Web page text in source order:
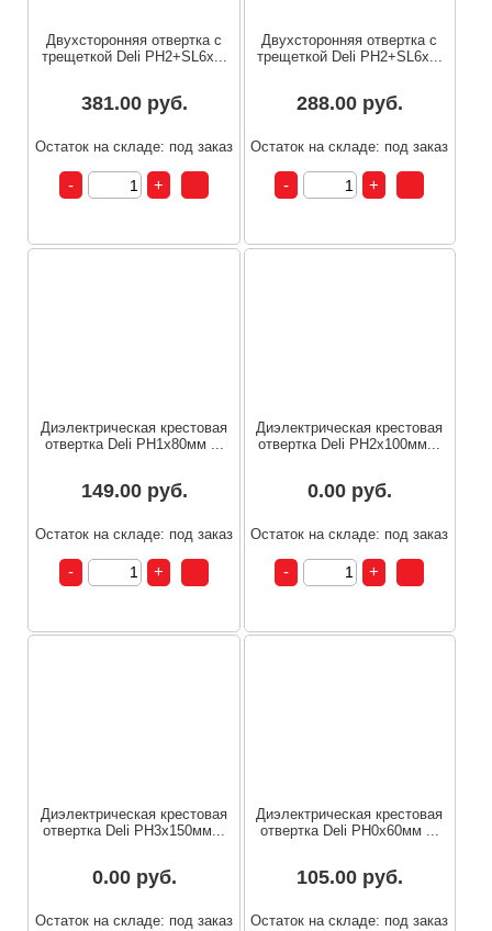
Двухсторонняя отвертка с
трещеткой Deli PH2+SL6x...
381.00 руб.
Остаток на складе: под заказ
Двухсторонняя отвертка с
трещеткой Deli PH2+SL6x...
288.00 руб.
Остаток на складе: под заказ
Диэлектрическая крестовая
отвертка Deli PH1х80мм ...
149.00 руб.
Остаток на складе: под заказ
Диэлектрическая крестовая
отвертка Deli PH2х100мм...
0.00 руб.
Остаток на складе: под заказ
Диэлектрическая крестовая
отвертка Deli PH3х150мм...
0.00 руб.
Остаток на складе: под заказ
Диэлектрическая крестовая
отвертка Deli PH0х60мм ...
105.00 руб.
Остаток на складе: под заказ